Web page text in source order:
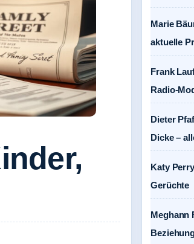
Marie
aktuelle
Frank
Radio-
Dieter
Dicke –
Katy
Gerüchte
Meghann